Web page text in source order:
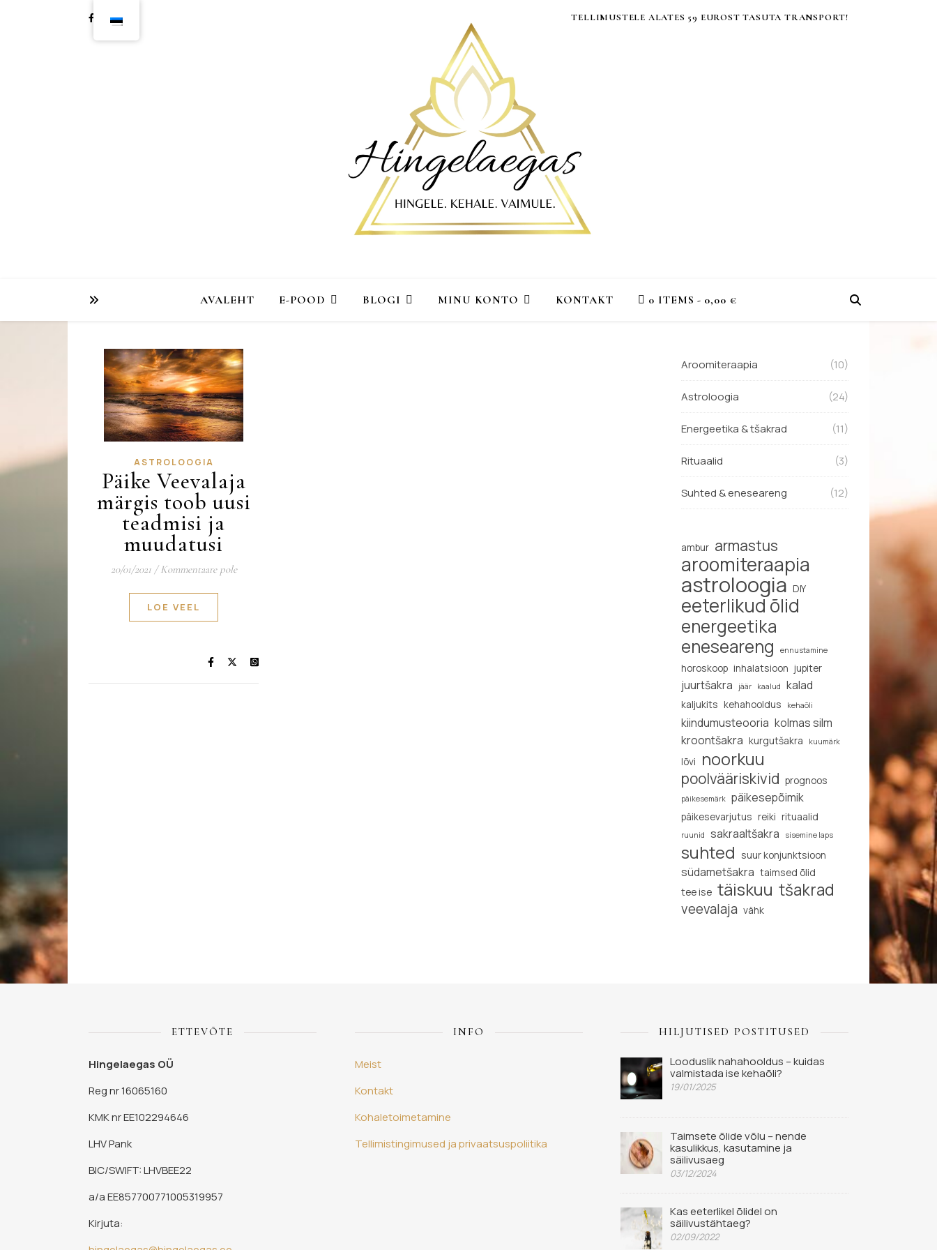
TELLIMUSTELE ALATES 59 EUROST TASUTA TRANSPORT!
AVALEHT E-POOD BLOGI MINU KONTO KONTAKT 0 ITEMS 0,00 €
ASTROLOOGIA
Päike Veevalaja
märgis toob uusi
teadmisi ja
muudatusi
20/01/2021 / Kommentaare pole
LOE VEEL
Aroomiteraapia (10)
Astroloogia (24)
Energeetika & tšakrad (11)
Rituaalid (3)
Suhted & eneseareng (12)
ambur armastus
aroomiteraapia
astroloogia DIY
eeterlikud õlid
energeetika
eneseareng
ennustamine
horoskoop inhalatsioon jupiter
juurtšakra jäär kaalud kalad
kaljukits kehahooldus kehaõli
kiindumusteooria kolmas silm
kroontšakra kurgutšakra kuumärk
lõvi noorkuu
poolvääriskivid prognoos
päikesemärk päikesepõimik
päikesevarjutus reiki rituaalid
ruunid sakraaltšakra sisemine laps
suhted suur konjunktsioon
südametšakra taimsed õlid
tee ise täiskuu tšakrad
veevalaja vähk
ETTEVÕTE
Hingelaegas OÜ
Reg nr 16065160
KMK nr EE102294646
LHV Pank
BIC/SWIFT: LHVBEE22
a/a EE857700771005319957
Kirjuta:
INFO
Meist
Kontakt
Kohaletoimetamine
Tellimistingimused ja privaatsuspoliitika
HILJUTISED POSTITUSED
Looduslik nahahooldus – kuidas
valmistada ise kehaõli?
19/01/2025
Taimsete õlide võlu – nende
kasulikkus, kasutamine ja
säilivusaeg
03/12/2024
Kas eeterlikel õlidel on
säilivustähtaeg?
02/09/2022